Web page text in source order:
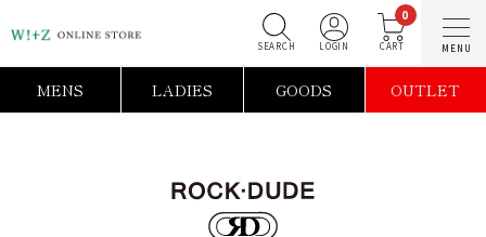
0
MENS LADIES GOODS OUTLET